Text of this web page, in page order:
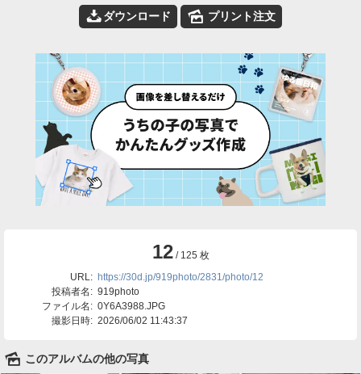
📥ダウンロード 🌄 プリント注文
12 / 125 枚
URL: https://30d.jp/919photo/2831/photo/12
投稿者名: 919photo
ファイル名: 0Y6A3988.JPG
撮影日時: 2026/06/02 11:43:37
🌄 このアルバムの他の写真